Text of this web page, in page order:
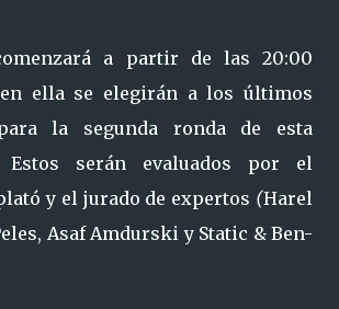
a partir de las 20:00
ella se elegirán a los últimos
la segunda ronda de esta
Estos serán evaluados por el
y el jurado de expertos (Harel
Asaf Amdurski y Static & Ben-